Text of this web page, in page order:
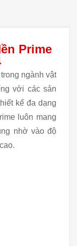
Prime
ngành vật
với các sản
kế đa dạng
luôn mang
nhờ vào độ